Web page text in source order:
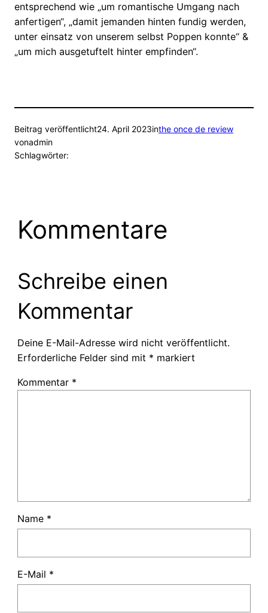
entsprechend wie „um romantische Umgang nach
anfertigen“, „damit jemanden hinten fundig werden,
unter einsatz von unserem selbst Poppen konnte“ &
„um mich ausgetuftelt hinter empfinden“.
Beitrag veröffentlicht24. April 2023inthe once de review
vonadmin
Schlagwörter:
Kommentare
Schreibe einen
Kommentar
Deine E-Mail-Adresse wird nicht veröffentlicht.
Erforderliche Felder sind mit * markiert
Kommentar *
Name *
E-Mail *